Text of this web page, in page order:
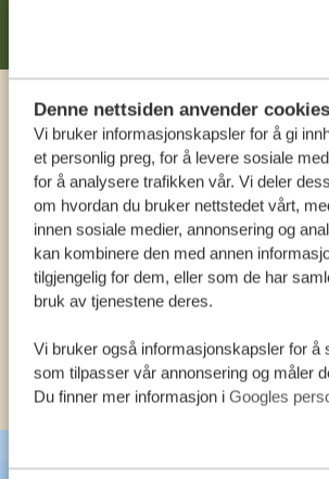
Denne nettsiden anvender cookies
Vi bruker informasjonskapsler for å gi
et personlig preg, for å levere sosiale
for å analysere trafikken vår. Vi deler
om hvordan du bruker nettstedet vårt,
innen sosiale medier, annonsering og
kan kombinere den med annen
tilgjengelig for dem, eller som de har
bruk av tjenestene deres.
Vi bruker også informasjonskapsler for å
som tilpasser vår annonsering og måler
Du finner mer informasjon i Googles
Ring en
VÅRE SPESIALISTER ER HER
DEG
NORSK:
ANDRE LAND